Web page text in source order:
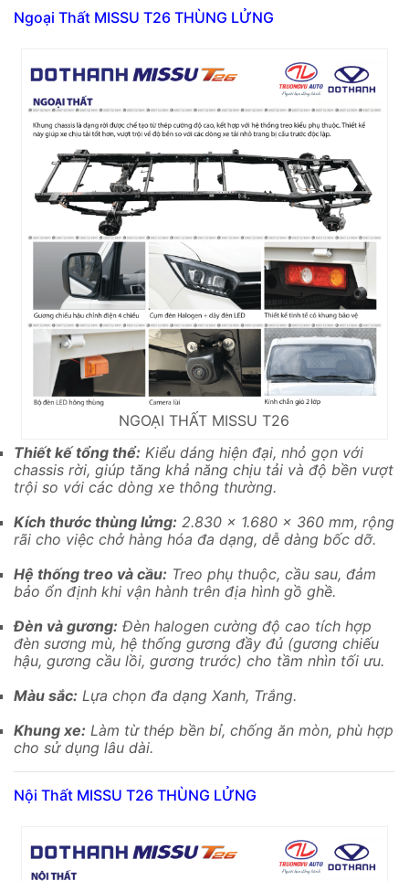
Ngoại Thất MISSU T26 THÙNG LỬNG
NGOẠI THẤT MISSU T26
Thiết kế tổng thể: Kiểu dáng hiện đại, nhỏ gọn với
chassis rời, giúp tăng khả năng chịu tải và độ bền vượt
trội so với các dòng xe thông thường.
Kích thước thùng lửng: 2.830 x 1.680 x 360 mm, rộng
rãi cho việc chở hàng hóa đa dạng, dễ dàng bốc dỡ.
Hệ thống treo và cầu: Treo phụ thuộc, cầu sau, đảm
bảo ổn định khi vận hành trên địa hình gồ ghề.
Đèn và gương: Đèn halogen cường độ cao tích hợp
đèn sương mù, hệ thống gương đầy đủ (gương chiếu
hậu, gương cầu lồi, gương trước) cho tầm nhìn tối ưu.
Màu sắc: Lựa chọn đa dạng Xanh, Trắng.
Khung xe: Làm từ thép bền bỉ, chống ăn mòn, phù hợp
cho sử dụng lâu dài.
Nội Thất MISSU T26 THÙNG LỬNG